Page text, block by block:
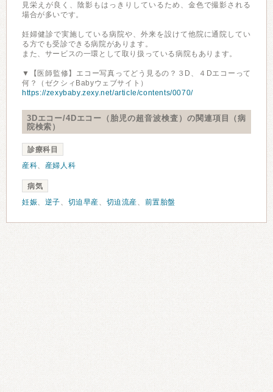
見栄えが良く、陰影もはっきりしているため、金色で撮影される
場合が多いです。
妊婦健診で実施している病院や、外来を設けて他院に通院してい
る方でも受診できる病院があります。
また、サービスの一環として取り扱っている病院もあります。
▼【医師監修】エコー写真ってどう見るの？３D、４Dエコーって
何？（ゼクシィBabyウェブサイト）
https://zexybaby.zexy.net/article/contents/0070/
3Dエコー/4Dエコー（胎児の超音波検査）の関連項目（病
院検索）
診療科目
産科、 産婦人科
病気
妊娠、 逆子、 切迫早産、 切迫流産、 前置胎盤